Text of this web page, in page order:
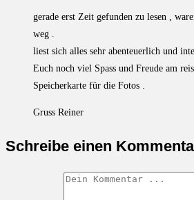
gerade erst Zeit gefunden zu lesen ,
weg .
liest sich alles sehr abenteuerlich und
Euch noch viel Spass und Freude am
Speicherkarte für die Fotos .
Gruss Reiner
Schreibe einen